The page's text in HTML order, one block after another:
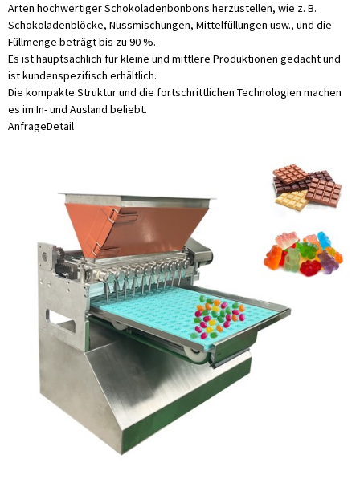
Arten hochwertiger Schokoladenbonbons herzustellen, wie z. B.
Schokoladenblöcke, Nussmischungen, Mittelfüllungen usw., und die
Füllmenge beträgt bis zu 90 %.
Es ist hauptsächlich für kleine und mittlere Produktionen gedacht und
ist kundenspezifisch erhältlich.
Die kompakte Struktur und die fortschrittlichen Technologien machen
es im In- und Ausland beliebt.
AnfrageDetail